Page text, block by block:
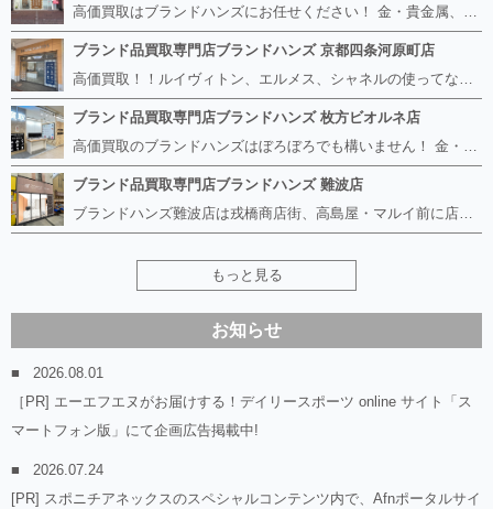
高価買取はブランドハンズにお任せください！ 金・貴金属、ルイヴィトン、エルメス、シャネル、ロレックスは特に力を入れておりますが、 他店で断られたボロボロになったバッグや財布、壊れたブランド品、時計、千切れた貴金属もお買取り可能です。 経験豊富な鑑定士が宝石やダイヤモンドの鑑定書がないものでもしっかり見させて頂きます。 その他ブランド食器、銀シルバー製品、美容機器、脱毛器、スマホなど幅広く取り扱っております！ 是非お気軽にお越しください。
ブランド品買取専門店ブランドハンズ 京都四条河原町店
高価買取！！ルイヴィトン、エルメス、シャネルの使ってないものなど ブランドハンズならボロボロでも構いません。 他店に断られたものも当店ならお買取り可能です！ ロレックスやフェンディ、グッチも大歓迎です！ ブランド品や貴金属、時計、宝石、ダイヤモンドは特に高価買取ですのでお査定だけでもお待ちしております。
ブランド品買取専門店ブランドハンズ 枚方ビオルネ店
高価買取のブランドハンズはぼろぼろでも構いません！ 金・貴金属、ルイヴィトンやエルメス、シャネルの使ってないものはございませんか？ 他店に断られたものも当店ならお買取り可能です！ ロレックスやフェンディ、グッチも大歓迎！ ブランド品や貴金属、時計、宝石、ダイヤモンドは特に高価買取ですがブランド食器、スマホ、美容機器、銀製品など幅広く取り扱っております。
ブランド品買取専門店ブランドハンズ 難波店
ブランドハンズ難波店は戎橋商店街、高島屋・マルイ前に店舗があります！ ボロボロのルイヴィトン、エルメス、シャネルも高価買取！！ ぼろぼろのものでもブランドハンズなら高くお買取り致します！ ブランド香水や化粧品、動かない時計、ロレックスは特に高価買取です。 貴金属や宝石、ダイヤモンドの鑑定書がないものでもしっかり見させて頂きます。 是非お気軽にお越しください。
もっと見る
お知らせ
2026.08.01
［PR] エーエフエヌがお届けする！デイリースポーツ online サイト「ス
マートフォン版」にて企画広告掲載中!
2026.07.24
[PR] スポニチアネックスのスペシャルコンテンツ内で、Afnポータルサイ